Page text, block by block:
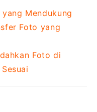
Mendukung
Foto yang
Foto di